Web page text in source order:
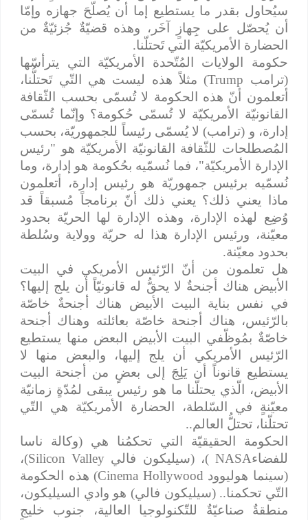
سيُحاول بقدر ما يستطيع إما أن يُصلّحَ جهازه وإمّا
أن يُحصّل على جِهازٍ آخَر، وهذه قضيّةٌ جُزئيّةٌ من
الحضارة الأمريكيّة التي تَحتلّنا.
حكومة الولايات المُتّحدة الأمريكيّة التي يترأسّها
(ترامب Trump) مثلاً هذه ليست هي التّي تَحتلُّنا،
أتعلمون أنّ هذه الحكومة لا تُسمّى بحسب الثّقافة
القانونيّة الأمريكيّة لا تُسمّى حُكومة؟ وإنّما تُسمّى
إدارة، و (ترامب) لا يُسمّى رئيساً للجمهوريّة، بحسب
المُصطلحات للثّقافة القانونيّة الأمريكيّة هو "رئيس
الإدارة الأمريكيّة"، فما نُسمّيه بحُكومة هو إدارة، وما
نُسمّيه برئيس جمهوريّة هو رئيس إدارة، أتعلمون
ماذا يعني ذلك؟ يعني ذلك أنّ برنامجاً مُسبقاً قد
وُضِع لهذه الإدارة، وهذه الإدارة لها الحريّة بحدود
معيّنة، ورئيس الإدارة هذا له حريّة وولاية وسُلطة
بحدود معيّنة.
هل تعلمون من أنّ الرّئيس الأمريكي في البيت
الأبيض هناك أجنحةٌ لا يحقُّ له قانونيّاً أن يلج إليها؟
في نفس بناية البيت الأبيض هناك أجنحةٌ خاصّة
بالرّئيس، هناك أجنحة خاصّة بعائلته وهناك أجنحة
خاصّةٌ بمُوظّفي البيت الأبيض البعض منها يستطيع
الرّئيس الأمريكي أن يلج إليها، والبعض منها لا
يستطيع قانوناً أن يَلِجَ إلى بعضٍ من أجنحة البيت
الأبيض، الّذي يحتلّنا ما هو رئيس يبقى لمُدّةٍ زمانيّة
معيّنةٍ في السّلطة، الحضارة الأمريكيّة هي التّي
تحتلّنا، تحتلُّ العالم..
الحكومة الحقيقيّة التي تحكمُنا هي (وكالة ناسا
للفضاءNASA)، (سيليكون فالي Silicon Valley)،
(سينما هوليوود Cinema Hollywood) هذه الحكومة
التّي تحكمنا.. (سيليكون فالي) هو وادي السيليكون،
منطقةٌ صناعيّةٌ للتّكنولوجيا العالية، جنوب خليج